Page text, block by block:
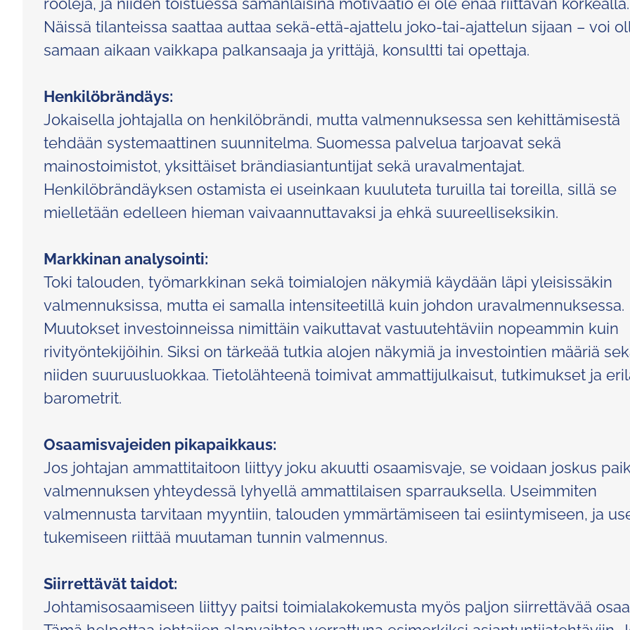
Näissä tilanteissa saattaa auttaa sekä-että-ajattelu joko-tai-ajattelun sijaan – voi
samaan aikaan vaikkapa palkansaaja ja yrittäjä, konsultti tai opettaja.
Henkilöbrändäys:
Jokaisella johtajalla on henkilöbrändi, mutta valmennuksessa sen kehittämisestä
tehdään systemaattinen suunnitelma. Suomessa palvelua tarjoavat sekä
mainostoimistot, yksittäiset brändiasiantuntijat sekä uravalmentajat.
Henkilöbrändäyksen ostamista ei useinkaan kuuluteta turuilla tai toreilla, sillä se
mielletään edelleen hieman vaivaannuttavaksi ja ehkä suureelliseksikin.
Markkinan analysointi:
Toki talouden, työmarkkinan sekä toimialojen näkymiä käydään läpi yleisissäkin
valmennuksissa, mutta ei samalla intensiteetillä kuin johdon uravalmennuksessa.
Muutokset investoinneissa nimittäin vaikuttavat vastuutehtäviin nopeammin kuin
rivityöntekijöihin. Siksi on tärkeää tutkia alojen näkymiä ja investointien määriä
niiden suuruusluokkaa. Tietolähteenä toimivat ammattijulkaisut, tutkimukset ja
barometrit.
Osaamisvajeiden pikapaikkaus:
Jos johtajan ammattitaitoon liittyy joku akuutti osaamisvaje, se voidaan joskus
valmennuksen yhteydessä lyhyellä ammattilaisen sparrauksella. Useimmiten
valmennusta tarvitaan myyntiin, talouden ymmärtämiseen tai esiintymiseen, ja
tukemiseen riittää muutaman tunnin valmennus.
Siirrettävät taidot:
Johtamisosaamiseen liittyy paitsi toimialakokemusta myös paljon siirrettävää